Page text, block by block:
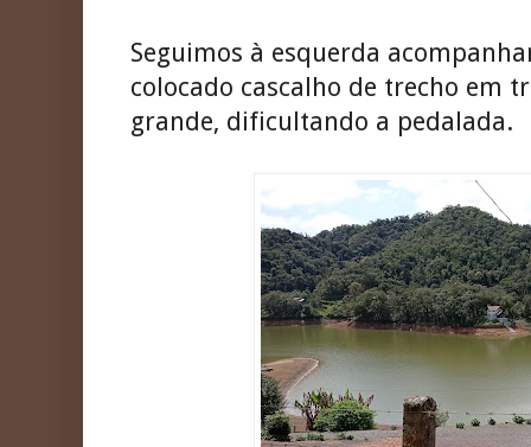
Seguimos à esquerda
colocado cascalho de trecho em
grande, dificultando a pedalada.